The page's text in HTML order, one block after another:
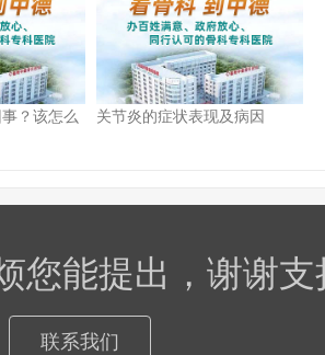
？该怎么
关节炎的症状表现及病因
您能提出，谢谢支
联系我们